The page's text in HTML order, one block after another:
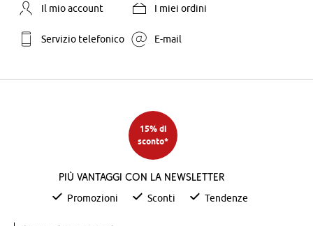
Il mio account I miei ordini
Servizio telefonico E-mail
15% di
sconto*
Più vantaggi con la newsletter
Promozioni Sconti Tendenze